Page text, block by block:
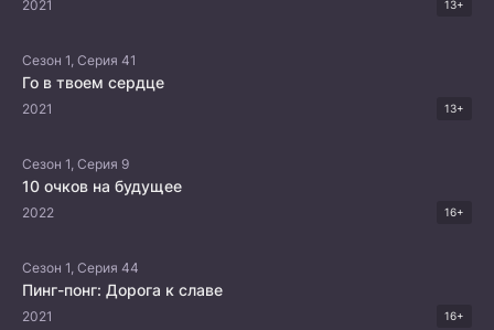
2021 13+
Сезон 1, Серия 41
Го в твоем сердце
2021 13+
Сезон 1, Серия 9
10 очков на будущее
2022 16+
Сезон 1, Серия 44
Пинг-понг: Дорога к славе
2021 16+